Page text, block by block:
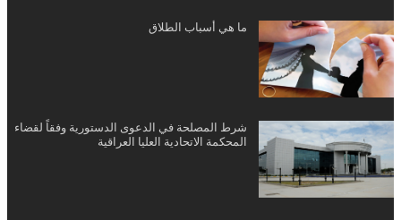
ما هي أسباب الطلاق
شرط المصلحة في الدعوى الدستورية وفقاً لقضاء
المحكمة الاتحادية العليا العراقية